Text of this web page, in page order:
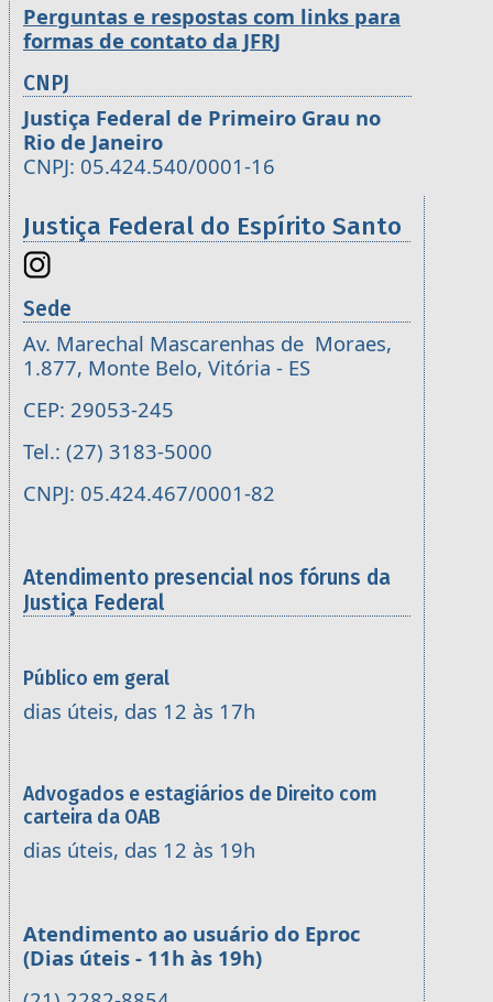
Perguntas e respostas com links para
formas de contato da JFRJ
CNPJ
Justiça Federal de Primeiro Grau no
Rio de Janeiro
CNPJ: 05.424.540/0001-16
Justiça Federal do Espírito Santo
Sede
Av. Marechal Mascarenhas de Moraes,
1.877, Monte Belo, Vitória - ES
CEP: 29053-245
Tel.: (27) 3183-5000
CNPJ: 05.424.467/0001-82
Atendimento presencial nos fóruns da
Justiça Federal
Público em geral
dias úteis, das 12 às 17h
Advogados e estagiários de Direito com
carteira da OAB
dias úteis, das 12 às 19h
Atendimento ao usuário do Eproc
(Dias úteis - 11h às 19h)